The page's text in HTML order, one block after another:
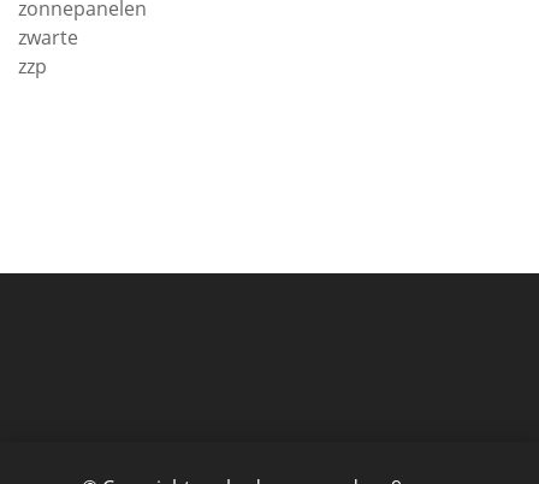
zonnepanelen
zwarte
zzp